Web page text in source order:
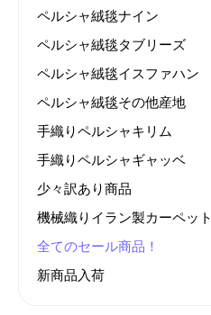
ペルシャ絨毯ナイン
ペルシャ絨毯タブリーズ
ペルシャ絨毯イスファハン
ペルシャ絨毯その他産地
手織りペルシャキリム
手織りペルシャギャッベ
少々訳あり商品
機械織りイラン製カーペット
全てのセール商品！
新商品入荷